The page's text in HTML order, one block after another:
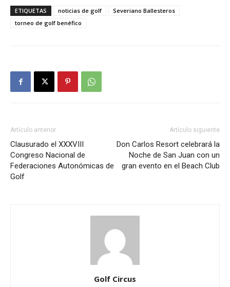
ETIQUETAS noticias de golf
Severiano Ballesteros
torneo de golf benéfico
Artículo anterior
Clausurado el XXXVIII
Congreso Nacional de
Federaciones Autonómicas de
Golf
Artículo siguiente
Don Carlos Resort celebrará la
Noche de San Juan con un
gran evento en el Beach Club
Golf Circus